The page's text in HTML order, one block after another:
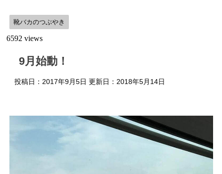
靴バカのつぶやき
6592 views
9月始動！
投稿日：2017年9月5日 更新日： 2018年5月14日